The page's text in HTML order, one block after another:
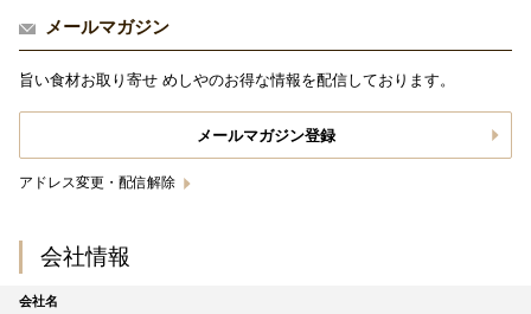
メールマガジン
旨い食材お取り寄せ めしやのお得な情報を配信しております。
メールマガジン登録
アドレス変更・配信解除
会社情報
会社名